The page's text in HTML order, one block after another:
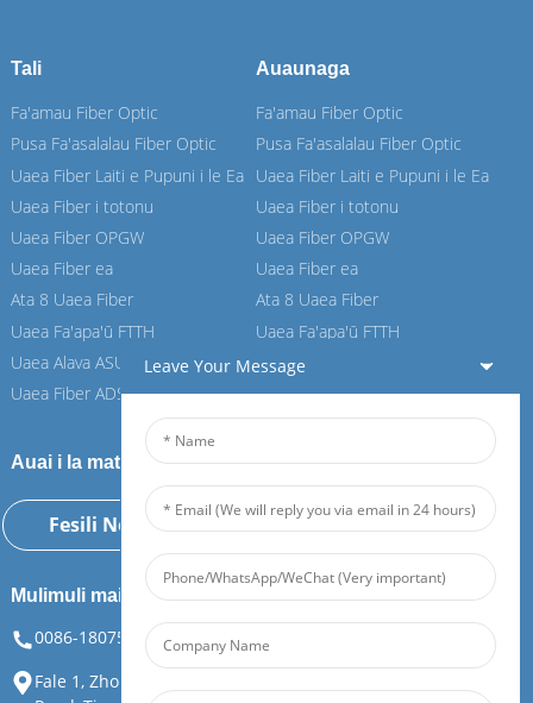
Tali
Fa'amau Fiber Optic
Pusa Fa'asalalau Fiber Optic
Uaea Fiber Laiti e Pupuni i le Ea
Uaea Fiber i totonu
Uaea Fiber OPGW
Uaea Fiber ea
Ata 8 Uaea Fiber
Uaea Fa'apa'ū FTTH
Uaea Alava ASU
Uaea Fiber ADSS
Auaunaga
Fa'amau Fiber Optic
Pusa Fa'asalalau Fiber Optic
Uaea Fiber Laiti e Pupuni i le Ea
Uaea Fiber i totonu
Uaea Fiber OPGW
Uaea Fiber ea
Ata 8 Uaea Fiber
Uaea Fa'apa'ū FTTH
Uaea Alava ASU
Uaea Fiber ADSS
Auai i la matou Feiboer
Fesili Nei
Mulimuli mai ia i matou
0086-18075108880
info@feiboer.com.cn
Fale 1, Zhongjianbaobao Mansion, Numera 30, Lianhu 3rd
Leave Your Message